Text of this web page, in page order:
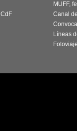
MUFF,
Canal
Líneas